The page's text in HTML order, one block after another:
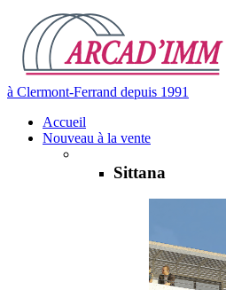
à Clermont-Ferrand depuis 1991
Accueil
Nouveau à la vente
Sittana